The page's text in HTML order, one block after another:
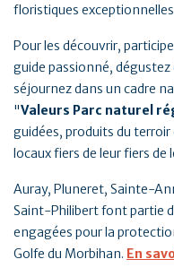
floristiques
Pour les découvrir,
guide passionné,
séjournez dans un cadre
"Valeurs Parc naturel
guidées, produits du
locaux fiers de leur fiers
Auray, Pluneret, Sainte-
Saint-Philibert font partie
engagées pour la
Golfe du Morbihan. En